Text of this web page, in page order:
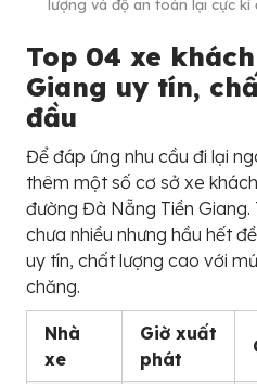
lượng và độ an toàn lại cực kì
Top 04 xe
Giang uy tín,
đầu
Để đáp ứng nhu cầu đi lại
thêm một số cơ sở xe
đường Đà Nẵng Tiền Giang.
chưa nhiều nhưng hầu hết
uy tín, chất lượng cao với
chăng.
Nhà
xe
Giờ xuất
phát